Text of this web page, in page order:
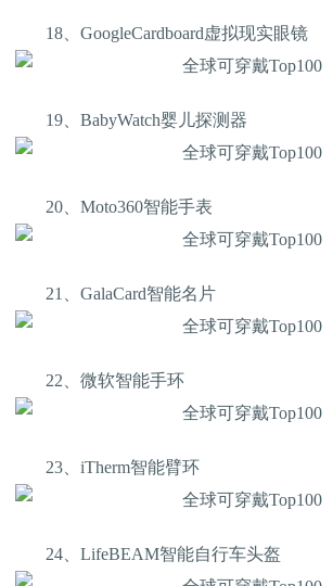
18、GoogleCardboard虚拟现实眼镜
19、BabyWatch婴儿探测器
20、Moto360智能手表
21、GalaCard智能名片
22、微软智能手环
23、iTherm智能臂环
24、LifeBEAM智能自行车头盔